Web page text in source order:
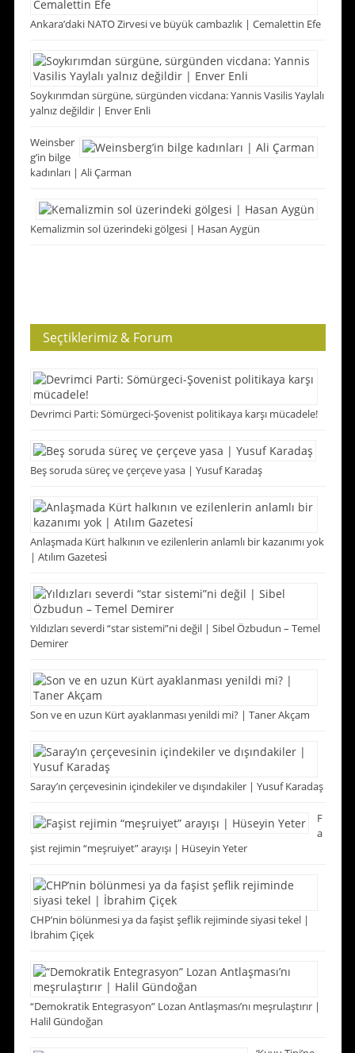
Ankara’daki NATO Zirvesi ve büyük cambazlık | Cemalettin Efe
Soykırımdan sürgüne, sürgünden vicdana: Yannis Vasilis Yaylalı
yalnız değildir | Enver Enli
Weinsber
g’in bilge
kadınları | Ali Çarman
Kemalizmin sol üzerindeki gölgesi | Hasan Aygün
Seçtiklerimiz & Forum
Devrimci Parti: Sömürgeci-Şovenist politikaya karşı mücadele!
Beş soruda süreç ve çerçeve yasa | Yusuf Karadaş
Anlaşmada Kürt halkının ve ezilenlerin anlamlı bir kazanımı yok
| Atılım Gazetesi̇
Yıldızları severdi “star sistemi”ni değil | Sibel Özbudun – Temel
Demirer
Son ve en uzun Kürt ayaklanması yenildi mi? | Taner Akçam
Saray’ın çerçevesinin içindekiler ve dışındakiler | Yusuf Karadaş
F
a
şist rejimin “meşruiyet” arayışı | Hüseyin Yeter
CHP’nin bölünmesi ya da faşist şeflik rejiminde siyasi tekel |
İbrahim Çiçek
“Demokratik Entegrasyon” Lozan Antlaşması’nı meşrulaştırır |
Halil Gündoğan